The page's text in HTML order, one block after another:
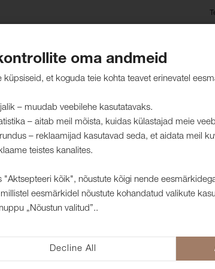
Hooldusjuhised Jätkusuutlikkus
Eritellimus:
oma andmeid
küpsiseid, et koguda teie kohta teavet erinevatel
– muudab veebilehe kasutatavaks.
– aitab meil mõista, kuidas külastajad meie
– reklaamijad kasutavad seda, et aidata meil
teistes kanalites.
"Aktsepteeri kõik", nõustute kõigi nende
eesmärkidel nõustute kohandatud valikute
„Nõustun valitud”..
Decline All